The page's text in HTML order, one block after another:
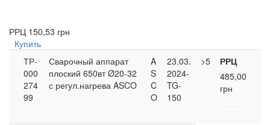
РРЦ 150,53 грн
Купить
ТР-
000
274
99
Сварочный аппарат
плоский 650вт Ø20-32
с регул.нагрева ASCO
A
S
C
O
23.03.
2024-
TG-
150
>5
РРЦ
485,00
грн